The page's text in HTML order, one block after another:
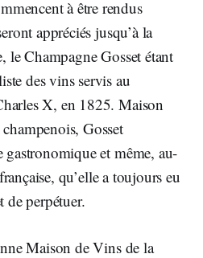
à être rendus
appréciés jusqu’à la
le Champagne Gosset étant
des vins servis au
X, en 1825. Maison
Gosset
et même, au-
qu’elle a toujours eu
de perpétuer.
Maison de Vins de la